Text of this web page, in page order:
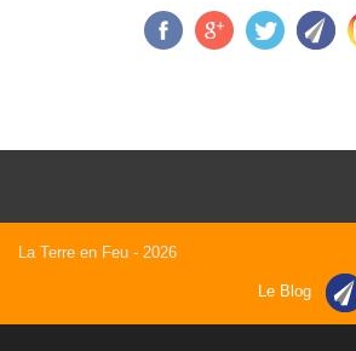
La Terre en Feu - 2026
Le Blog